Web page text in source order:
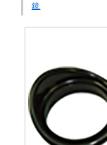
3D実体顕微鏡
お問い合わせ
鏡